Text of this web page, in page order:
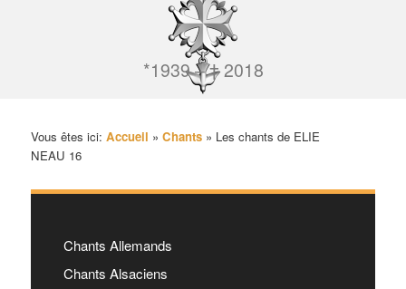
*1939 – † 2018
Vous êtes ici:Accueil »Chants » Les chants de ELIE
NEAU 16
Chants Allemands
Chants Alsaciens